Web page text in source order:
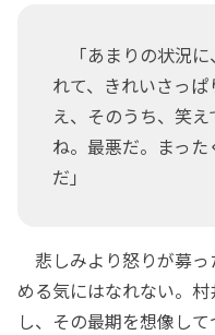
「あまりの状況に
れて、きれいさっ
え、そのうち、笑
ね。最悪だ。まっ
だ」
悲しみより怒りが募っ
める気にはなれない。
し、その最期を想像し